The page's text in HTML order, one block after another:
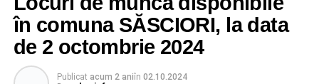
în comuna SĂSCIORI, la data
de 2 octombrie 2024
Publicat acum 2 aniîn 02.10.2024